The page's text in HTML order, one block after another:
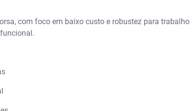
com foco em baixo custo e robustez para trabalho